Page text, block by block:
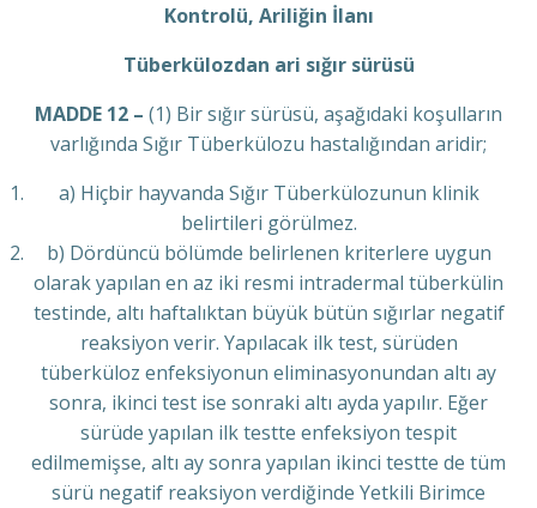
Kontrolü, Ariliğin İlanı
Tüberkülozdan ari sığır sürüsü
MADDE 12 – (1) Bir sığır sürüsü, aşağıdaki koşulların
varlığında Sığır Tüberkülozu hastalığından aridir;
a) Hiçbir hayvanda Sığır Tüberkülozunun klinik
belirtileri görülmez.
b) Dördüncü bölümde belirlenen kriterlere uygun
olarak yapılan en az iki resmi intradermal tüberkülin
testinde, altı haftalıktan büyük bütün sığırlar negatif
reaksiyon verir. Yapılacak ilk test, sürüden
tüberküloz enfeksiyonun eliminasyonundan altı ay
sonra, ikinci test ise sonraki altı ayda yapılır. Eğer
sürüde yapılan ilk testte enfeksiyon tespit
edilmemişse, altı ay sonra yapılan ikinci testte de tüm
sürü negatif reaksiyon verdiğinde Yetkili Birimce